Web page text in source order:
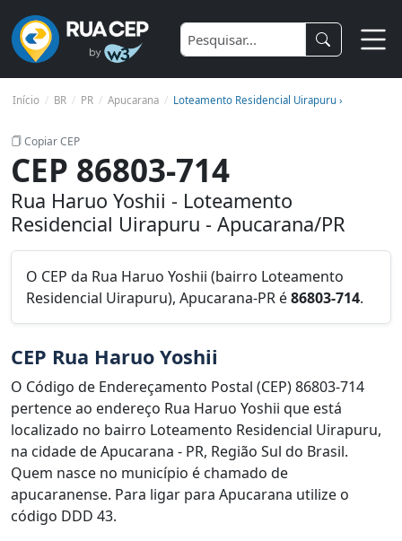
Início BR PR Apucarana Loteamento Residencial Uirapuru ›
Copiar CEP
CEP 86803-714
Rua Haruo Yoshii - Loteamento
Residencial Uirapuru - Apucarana/PR
O CEP da Rua Haruo Yoshii (bairro Loteamento
Residencial Uirapuru), Apucarana-PR é86803-714.
CEP Rua Haruo Yoshii
O Código de Endereçamento Postal (CEP) 86803-714
pertence ao endereço Rua Haruo Yoshii que está
localizado no bairro Loteamento Residencial Uirapuru,
na cidade de Apucarana - PR, Região Sul do Brasil.
Quem nasce no município é chamado de
apucaranense. Para ligar para Apucarana utilize o
código DDD 43.